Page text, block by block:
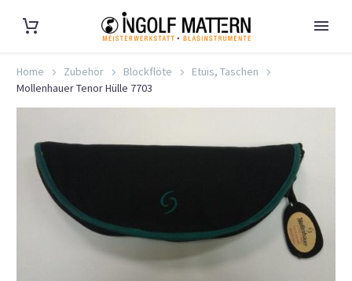
Home Zubehör Blockflöte
Etuis, Taschen
Mollenhauer Tenor Hülle 7703